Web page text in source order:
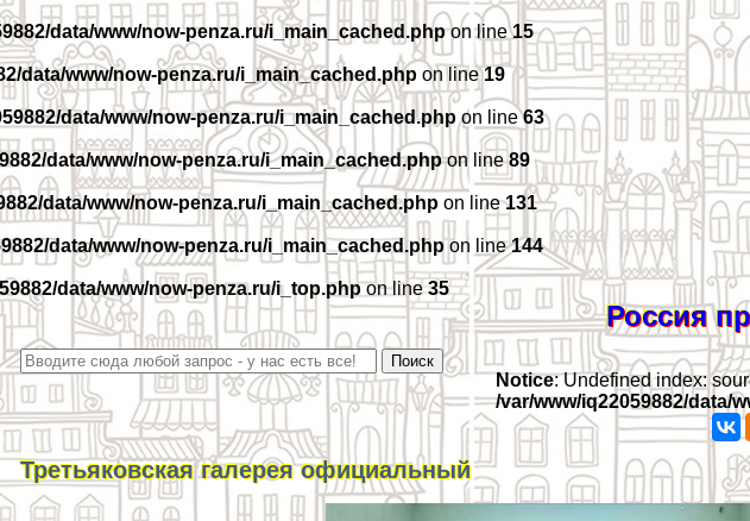
data/www/now-penza.ru/i_main_cached.phpon line15
data/www/now-penza.ru/i_main_cached.php on line19
data/www/now-penza.ru/i_main_cached.phpon line63
data/www/now-penza.ru/i_main_cached.phpon line89
data/www/now-penza.ru/i_main_cached.php on line131
data/www/now-penza.ru/i_main_cached.phpon line144
data/www/now-penza.ru/i_top.phpon line35
Россия
Notice: Undefined index:
/var/www/iq22059882/data/
Третьяковская галерея официальный